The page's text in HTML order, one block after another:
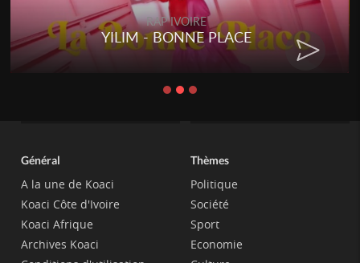
RAP IVOIRE
RENARD BARAKISSA - DOS DE
CHAT
Général
A la une de Koaci
Koaci Côte d'Ivoire
Koaci Afrique
Archives Koaci
Thèmes
Politique
Société
Sport
Economie